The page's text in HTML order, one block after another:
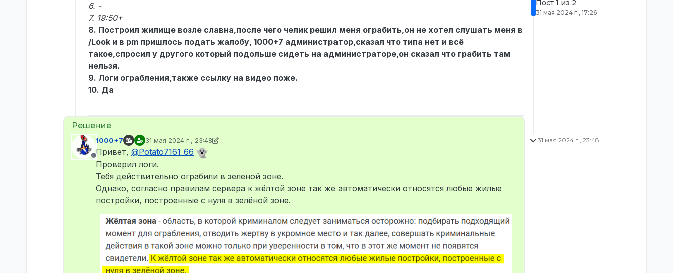
6. -
7. 19:50+
8. Построил жилище возле славна,после чего челик решил меня ограбить,он не хотел слушать меня в
/Look и в pm пришлось подать жалобу, 1000+7 администратор,сказал что типа нет и всё
такое,спросил у другого который подольше сидеть на администраторе,он сказал что грабить там
нельзя.
9. Логи ограбления,также ссылку на видео поже.
10. Да
Не в сети
1000+7 31 мая 2024 г., 23:48
отредактировано 1000+7
Привет, @Potato7161_66
Проверил логи.
Тебя действительно ограбили в зеленой зоне.
Однако, согласно правилам сервера к жёлтой зоне так же автоматически относятся любые жилые
постройки, построенные с нуля в зелёной зоне.
Пост 1 из 2
31 мая 2024 г., 17:26
31 мая 2024 г., 23:48